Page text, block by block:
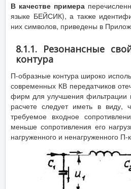
В качестве примера
языке БЕЙСИК), а также
них символов, приведены в
8.1.1. Резонансные
контура
П-образные контура широко
современных КВ передатчиков
фирм для улучшения фильтрации
расчете следует иметь в виду,
требуемое входное
меньше сопротивления его
нагруженного и ненагруженного